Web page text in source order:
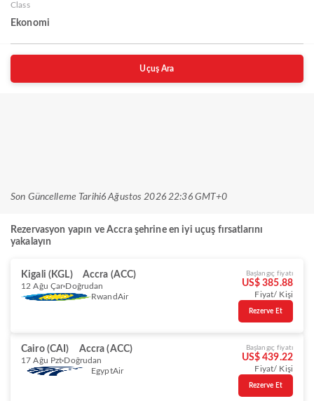
Class
Ekonomi
Uçuş Ara
Son Güncelleme Tarihi6 Ağustos 2026 22:36 GMT+0
Rezervasyon yapın ve Accra şehrine en iyi uçuş fırsatlarını
yakalayın
Kigali (KGL) Accra (ACC)
12 Ağu Çar Doğrudan
RwandAir
Başlangıç fiyatı
US$ 385.88
Fiyat/ Kişi
Rezerve Et
Cairo (CAI) Accra (ACC)
17 Ağu Pzt Doğrudan
EgyptAir
Başlangıç fiyatı
US$ 439.22
Fiyat/ Kişi
Rezerve Et